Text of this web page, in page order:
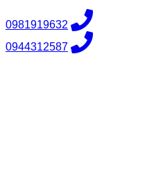
0981919632
0944312587